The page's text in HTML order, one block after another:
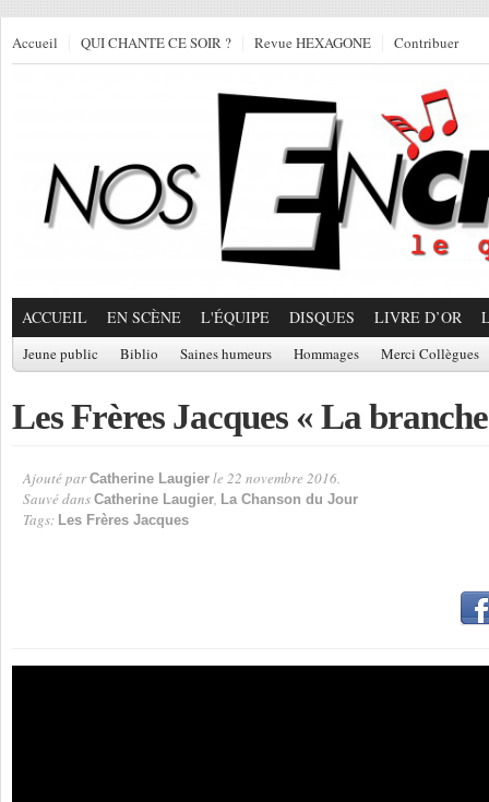
Accueil QUI CHANTE CE SOIR ? Revue HEXAGONE Contribuer
ACCUEIL EN SCÈNE L'ÉQUIPE DISQUES LIVRE D’OR
Jeune public Biblio Saines humeurs Hommages Merci Collègues
Les Frères Jacques « La
Ajouté par Catherine Laugier le 22 novembre 2016.
Sauvé dans Catherine Laugier, La Chanson du Jour
Tags: Les Frères Jacques